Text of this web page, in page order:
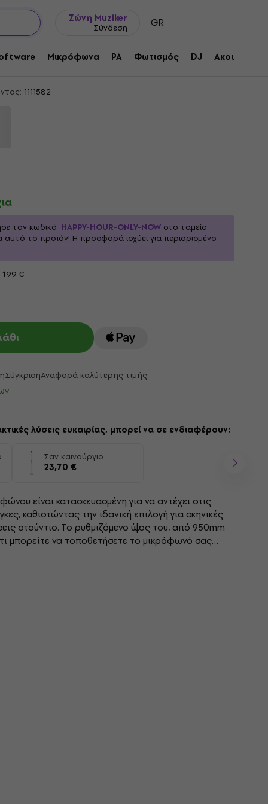
Ζώνη Muziker
Σύνδεση GR
Μικρόφωνα PA Φωτισμός DJ Ακουστικά
Βάση Μικροφώνου
1111582
τον κωδικό HAPPY-HOUR-ONLY-NOW στο ταμείο
αυτό το προϊόν! Η προσφορά ισχύει για περιορισμένο
€
ΣύγκρισηΑναφορά καλύτερης τιμής
λύσεις ευκαιρίας, μπορεί να σε ενδιαφέρουν:
Σαν καινούργιο
23,70 €
είναι κατασκευασμένη για να αντέχει στις
καθιστώντας την ιδανική επιλογή για σκηνικές
στούντιο. Το ρυθμιζόμενο ύψος του, από 950mm
μπορείτε να τοποθετήσετε το μικρόφωνό σας
Η στιβαρή κατασκευή...